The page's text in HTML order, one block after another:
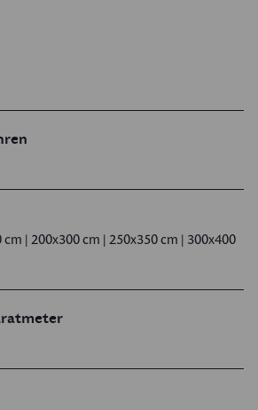
| 200x300 cm | 250x350 cm | 300x400